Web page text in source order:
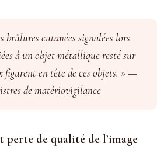
brûlures cutanées signalées lors
à un objet métallique resté sur
en tête de ces objets. » —
de matériovigilance
de qualité de l’image